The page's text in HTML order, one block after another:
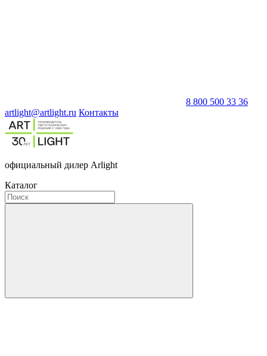
8 800 500 33 36
artlight@artlight.ru Контакты
официальный дилер Arlight
Каталог